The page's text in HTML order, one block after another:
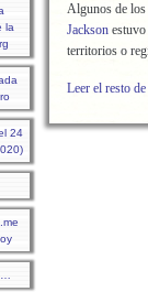
la
24
Algunos de los
Jackson
territorios o
Leer el resto